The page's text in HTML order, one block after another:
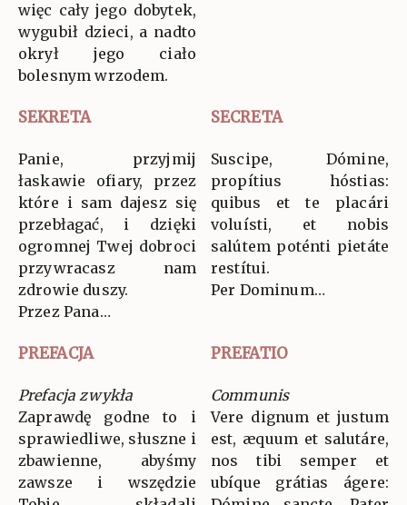
więc cały jego dobytek,
wygubił dzieci, a nadto
okrył jego ciało
bolesnym wrzodem.
SEKRETA SECRETA
Panie, przyjmij
łaskawie ofiary, przez
które i sam dajesz się
przebłagać, i dzięki
ogromnej Twej dobroci
przywracasz nam
zdrowie duszy.
Przez Pana…
Suscipe, Dómine,
propítius hóstias:
quibus et te placári
voluísti, et nobis
salútem poténti pietáte
restítui.
Per Dominum…
PREFACJA PREFATIO
Prefacja zwykła
Zaprawdę godne to i
sprawiedliwe, słuszne i
zbawienne, abyśmy
zawsze i wszędzie
Communis
Vere dignum et justum
est, æquum et salutáre,
nos tibi semper et
ubíque grátias ágere: